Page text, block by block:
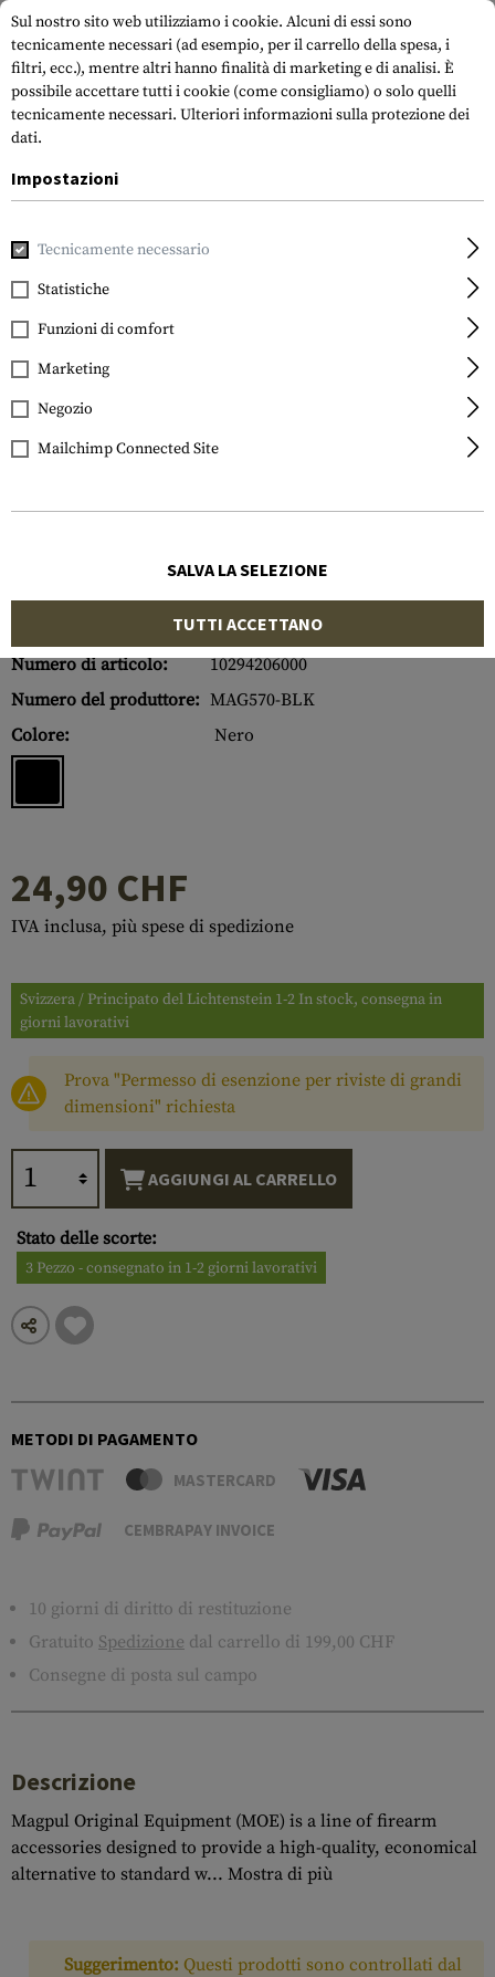
Magpul
PMAG 30 Gen M2 MOE
Window
Numero di articolo:
10294206000
Numero del produttore: MAG570-BLK
Colore:
Nero
24,90 CHF
IVA inclusa, più spese di spedizione
Svizzera / Principato del Lichtenstein 1-2 In stock, consegna in
giorni lavorativi
Prova "Permesso di esenzione per riviste di grandi
dimensioni" richiesta
AGGIUNGI AL CARRELLO
Stato delle scorte:
3 Pezzo - consegnato in 1-2 giorni lavorativi
METODI DI PAGAMENTO
MASTERCARD
CEMBRAPAY INVOICE
10 giorni di diritto di restituzione
Gratuito Spedizione dal carrello di 199,00 CHF
Consegne di posta sul campo
Descrizione
Magpul Original Equipment (MOE) is a line of firearm
accessories designed to provide a high-quality, economical
alternative to standard w... Mostra di più
Suggerimento: Questi prodotti sono controllati dal
Sul nostro sito web utilizziamo i cookie. Alcuni di essi sono
tecnicamente necessari (ad esempio, per il carrello della spesa, i
filtri, ecc.), mentre altri hanno finalità di marketing e di analisi. È
possibile accettare tutti i cookie (come consigliamo) o solo quelli
tecnicamente necessari. Ulteriori informazioni sulla protezione dei
dati.
Impostazioni
Tecnicamente necessario
Statistiche
Funzioni di comfort
Marketing
Negozio
Mailchimp Connected Site
SALVA LA SELEZIONE
TUTTI ACCETTANO